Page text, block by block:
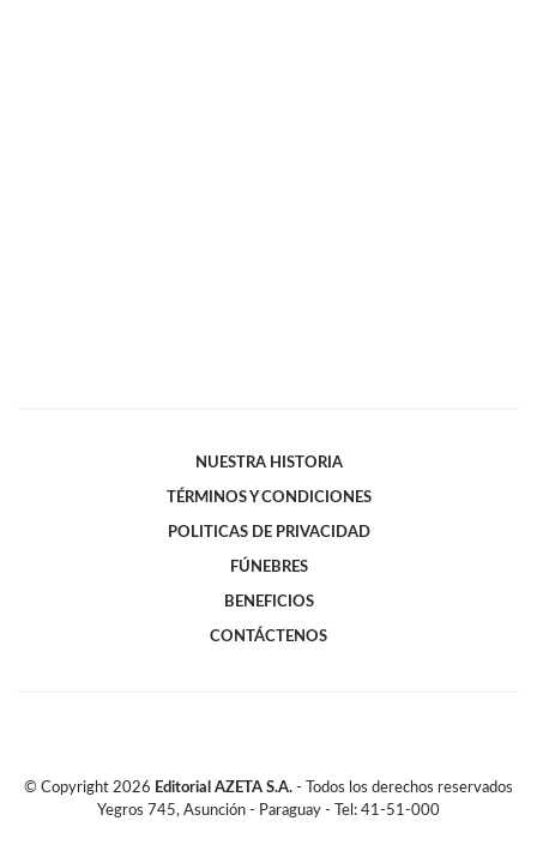
NUESTRA HISTORIA
TÉRMINOS Y CONDICIONES
POLITICAS DE PRIVACIDAD
FÚNEBRES
BENEFICIOS
CONTÁCTENOS
© Copyright 2026 Editorial AZETA S.A. - Todos los derechos reservados
Yegros 745, Asunción - Paraguay - Tel: 41-51-000